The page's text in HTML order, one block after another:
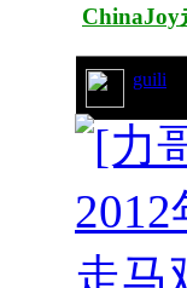
ChinaJoy
guili